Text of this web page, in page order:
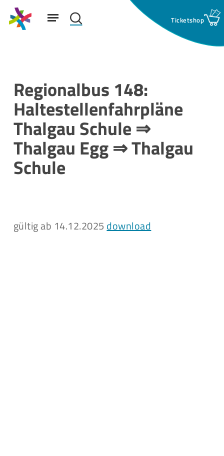
Skip
mainSuchfeld: search
Menu
Regionalbus 148:
Haltestellenfahrpläne
Thalgau Schule ⇒
Thalgau Egg ⇒ Thalgau
Schule
gültig ab 14.12.2025 download